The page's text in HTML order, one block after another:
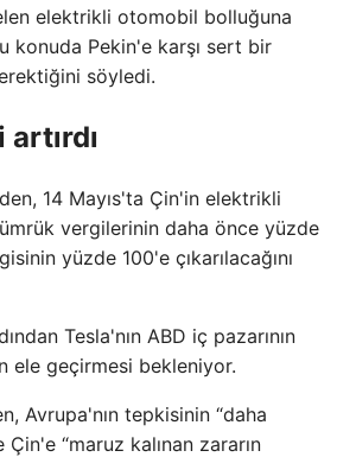
elektrikli otomobil bolluğuna
konuda Pekin'e karşı sert bir
söyledi.
14 Mayıs'ta Çin'in elektrikli
vergilerinin daha önce yüzde
yüzde 100'e çıkarılacağını
Tesla'nın ABD iç pazarının
ele geçirmesi bekleniyor.
Avrupa'nın tepkisinin “daha
Çin'e “maruz kalınan zararın